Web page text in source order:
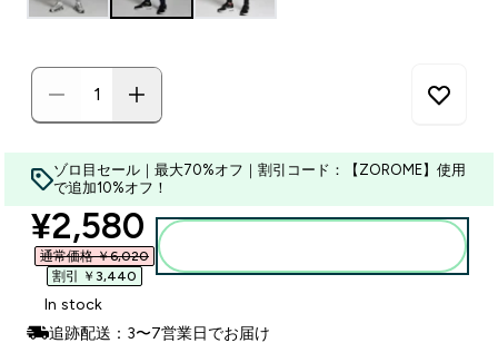
ゾロ目セール｜最大70%オフ｜割引コード：【ZOROME】使用
で追加10%オフ！
discounted price
¥2,580‎
通常価格 ￥6,020‎
割引 ￥3,440‎
In stock
追跡配送：3〜7営業日でお届け